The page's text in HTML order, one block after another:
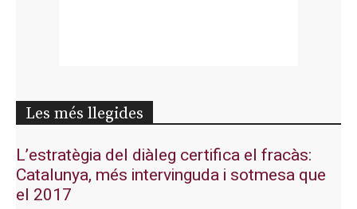
Les més llegides
L’estratègia del diàleg certifica el fracàs:
Catalunya, més intervinguda i sotmesa que
el 2017